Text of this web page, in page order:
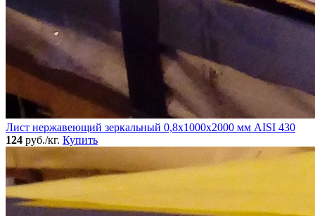
Лист нержавеющий зеркальный 0,8х1000х2000 мм AISI 430
124 руб./кг. Купить